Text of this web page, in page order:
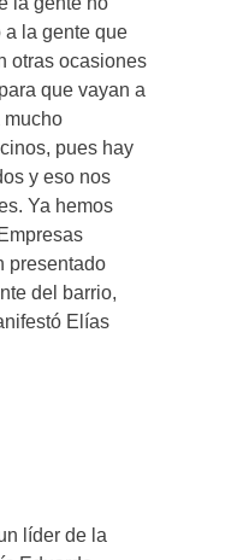
a la gente que
otras ocasiones
que vayan a
mucho
pues hay
y eso nos
Ya hemos
presentado
del barrio,
Elías
líder de la